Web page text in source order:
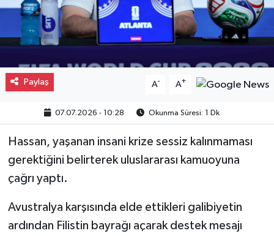
Paylaş A- A+
07.07.2026 - 10:28 Okunma Süresi: 1 Dk
Hassan, yaşanan insani krize sessiz kalınmaması
gerektiğini belirterek uluslararası kamuoyuna
çağrı yaptı.
Avustralya karşısında elde ettikleri galibiyetin
ardından Filistin bayrağı açarak destek mesajı